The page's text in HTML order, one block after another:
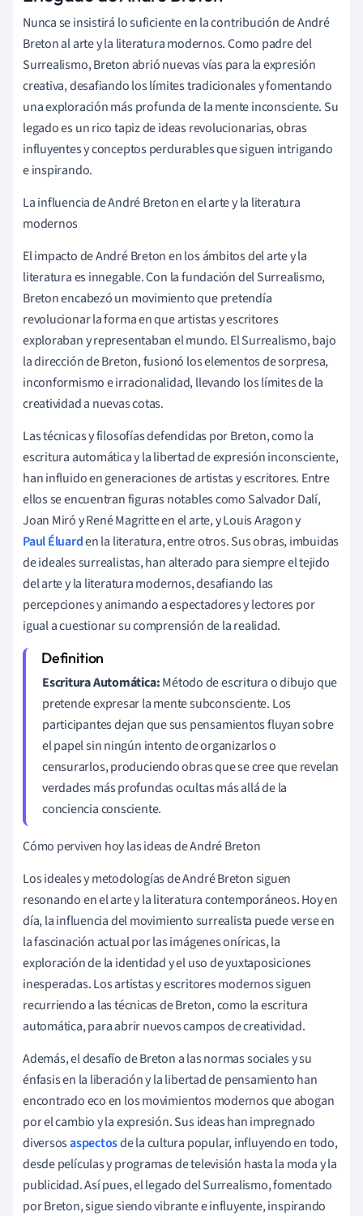
Nunca se insistirá lo suficiente en la contribución de André
Breton al arte y la literatura modernos. Como padre del
Surrealismo, Breton abrió nuevas vías para la expresión
creativa, desafiando los límites tradicionales y fomentando
una exploración más profunda de la mente inconsciente. Su
legado es un rico tapiz de ideas revolucionarias, obras
influyentes y conceptos perdurables que siguen intrigando
e inspirando.
La influencia de André Breton en el arte y la literatura
modernos
El impacto de André Breton en los ámbitos del arte y la
literatura es innegable. Con la fundación del Surrealismo,
Breton encabezó un movimiento que pretendía
revolucionar la forma en que artistas y escritores
exploraban y representaban el mundo. El Surrealismo, bajo
la dirección de Breton, fusionó los elementos de sorpresa,
inconformismo e irracionalidad, llevando los límites de la
creatividad a nuevas cotas.
Las técnicas y filosofías defendidas por Breton, como la
escritura automática y la libertad de expresión inconsciente,
han influido en generaciones de artistas y escritores. Entre
ellos se encuentran figuras notables como Salvador Dalí,
Joan Miró y René Magritte en el arte, y Louis Aragon y
Paul Éluarden la literatura, entre otros. Sus obras, imbuidas
de ideales surrealistas, han alterado para siempre el tejido
del arte y la literatura modernos, desafiando las
percepciones y animando a espectadores y lectores por
igual a cuestionar su comprensión de la realidad.
Escritura Automática:Método de escritura o dibujo que
pretende expresar la mente subconsciente. Los
participantes dejan que sus pensamientos fluyan sobre
el papel sin ningún intento de organizarlos o
censurarlos, produciendo obras que se cree que revelan
verdades más profundas ocultas más allá de la
conciencia consciente.
Cómo perviven hoy las ideas de André Breton
Los ideales y metodologías de André Breton siguen
resonando en el arte y la literatura contemporáneos. Hoy en
día, la influencia del movimiento surrealista puede verse en
la fascinación actual por las imágenes oníricas, la
exploración de la identidad y el uso de yuxtaposiciones
inesperadas. Los artistas y escritores modernos siguen
recurriendo a las técnicas de Breton, como la escritura
automática, para abrir nuevos campos de creatividad.
Además, el desafío de Breton a las normas sociales y su
énfasis en la liberación y la libertad de pensamiento han
encontrado eco en los movimientos modernos que abogan
por el cambio y la expresión. Sus ideas han impregnado
diversosaspectosde la cultura popular, influyendo en todo,
desde películas y programas de televisión hasta la moda y la
publicidad. Así pues, el legado del Surrealismo, fomentado
por Breton, sigue siendo vibrante e influyente, inspirando